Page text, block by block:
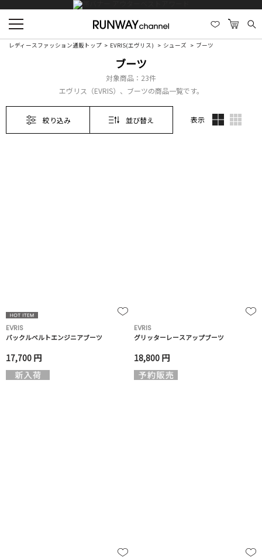
レディースファッション通販トップ EVRIS(エヴリス) シューズ ブーツ
ブーツ
対象商品： 23件
エヴリス（EVRIS）、ブーツの商品一覧です。
絞り込み 並び替え 表示
EVRIS
バックルベルトエンジニアブーツ
17,700 円
EVRIS
グリッターレースアップブーツ
18,800 円